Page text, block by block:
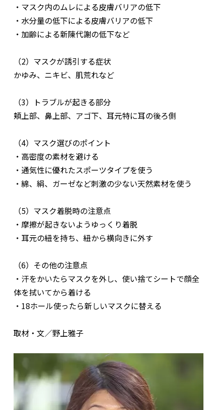
・マスク内のムレによる皮膚バリアの低下
・水分量の低下による皮膚バリアの低下
・加齢による新陳代謝の低下など
（2）マスクが誘引する症状
かゆみ、ニキビ、肌荒れなど
（3）トラブルが起きる部分
頬上部、鼻上部、アゴ下、耳元特に耳の後ろ側
（4）マスク選びのポイント
・高密度の素材を避ける
・通気性に優れたスポーツタイプを使う
・綿、絹、ガーゼなど刺激の少ない天然素材を使う
（5）マスク着脱時の注意点
・摩擦が起きないようゆっくり着脱
・耳元の紐を持ち、紐から横向きに外す
（6）その他の注意点
・汗をかいたらマスクを外し、使い捨てシートで顔全
体を拭いてから着ける
・18ホール使ったら新しいマスクに替える
取材・文／野上雅子